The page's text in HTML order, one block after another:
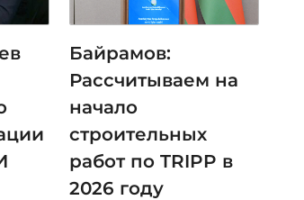
Байрамов:
Рассчитываем на
начало
строительных
работ по TRIPP в
2026 году